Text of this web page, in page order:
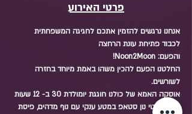
פרטי האירוע
אנחנו נרגשים להזמין אתכם לחגיגה המשפחתית
לכבוד פתיחת עונת הרחצה
והפעם: Noon2Moon!
החלטנו הפעם להכין משהו באמת מיוחד בחזרה
לשורשים.
אוסקה האמא של כולנו חוגגת יומולדת 30 ב- 12 שעות
של פארטי נון סטאפ במטע ענקי עם נוף מדהים, פיסת